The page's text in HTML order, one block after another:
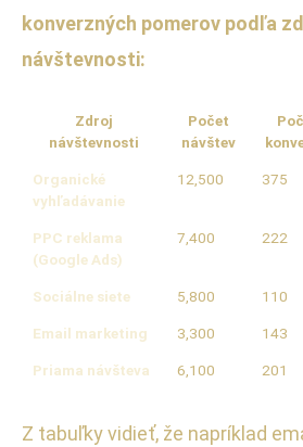
konverzných pomerov podľa
návštevnosti:
Zdroj
návštevnosti
Počet
návštev
Organické
vyhľadávanie
12,500 375
PPC reklama
(Google Ads)
7,400 222
Sociálne siete 5,800 110
Email marketing 3,300 143
Priama návšteva 6,100 201
Z tabuľky vidieť, že napríklad